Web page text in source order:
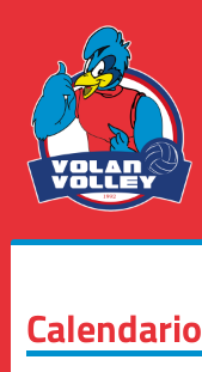
Calendario